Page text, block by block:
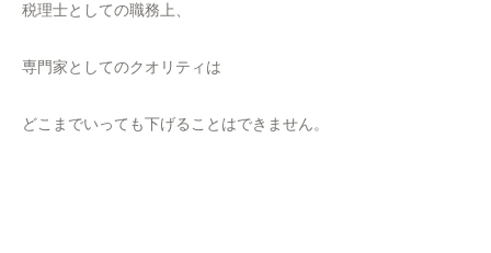
税理士としての職務上、
専門家としてのクオリティは
どこまでいっても下げることはできません。